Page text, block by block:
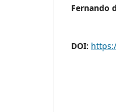
Fernando
DOI: